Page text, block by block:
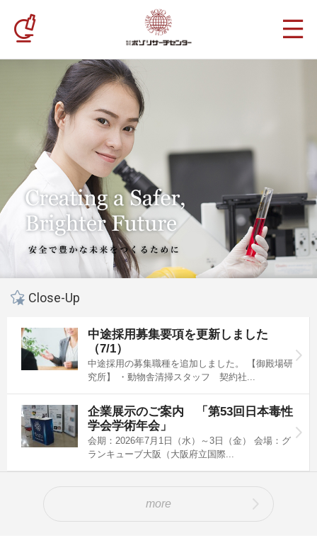
Close-Up
中途採用募集要項を更新しました
（7/1）
中途採用の募集職種を追加しました。 【御殿場研
究所】 ・動物舎清掃スタッフ 契約社...
企業展示のご案内 「第53回日本毒性
学会学術年会」
会期：2026年7月1日（水）～3日（金） 会場：グ
ランキューブ大阪（大阪府立国際...
more